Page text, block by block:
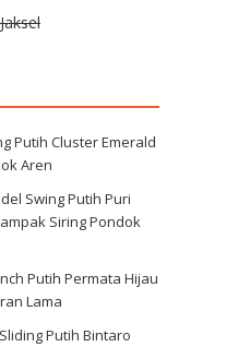
Putih Cluster Emerald
Aren
Swing Putih Puri
Siring Pondok
Putih Permata Hijau
Lama
Putih Bintaro